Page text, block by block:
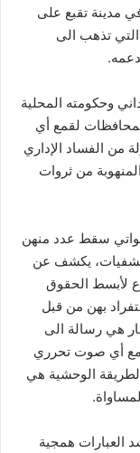
في مدينة تقبع على
تذهب الى
وحكومته المحلية
لقمع أي
من الفساد الإداري
من ثروات
سقط عدد منهن
يكشف عن
لأبسط الحقوق
بهن من قبل
هي رسالة الى
أي صوت تحرري
الوحشية هي
العبارات همجية